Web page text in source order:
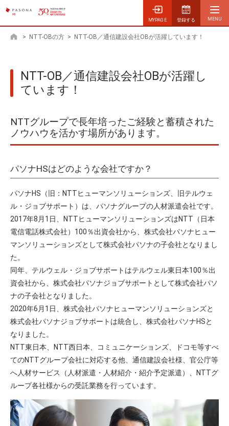
MYPAGE 登録する
ホーム
> NTT-OBの方 > NTT-OB／通信建設会社OBが活躍しています！
NTT-OB／通信建設会社OBが活躍し
ています！
NTTグループで長年培ったご経験と蓄積された
ノウハウを活かす場所があります。
パソナHSはどのような会社ですか？
パソナHS（旧：NTTヒューマンソリューションズ、旧テルウェ
ル・ジョブサポート）は、パソナグループの人材派遣会社です。
2017年8月1日、NTTヒューマンソリューションズはNTT（日本
電信電話株式会社）100％出資会社から、株式会社パソナヒュー
マンソリューションズとして株式会社パソナの子会社となりまし
た。
同年、テルウェル・ジョブサポートはテルウェル東日本100％出
資会社から、株式会社パソナジョブサポートとして株式会社パソ
ナの子会社となりました。
2020年6月1日、株式会社パソナヒューマンソリューションズと
株式会社パソナジョブサポートは統合し、株式会社パソナHSと
なりました。
NTT東日本、NTT西日本、コミュニケーションズ、ドコモ等すべ
てのNTTグループ会社に対応する他、通信建設会社様、官公庁等
へ人材サービス（人材派遣・人材紹介・紹介予定派遣）、NTTグ
ループ各社様からの受託業務を行っています。